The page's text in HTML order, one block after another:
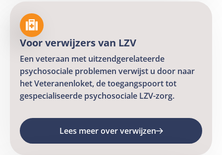
opent
in
een
nieuw
tabblad
Voor verwijzers van LZV
Een veteraan met uitzendgerelateerde
psychosociale problemen verwijst u door naar
het Veteranenloket, de toegangspoort tot
gespecialiseerde psychosociale LZV-zorg.
Lees meer over verwijzen
Lees